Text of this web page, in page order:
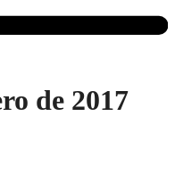
de 2017